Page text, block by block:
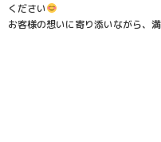
ください
お客様の想いに寄り添いながら、